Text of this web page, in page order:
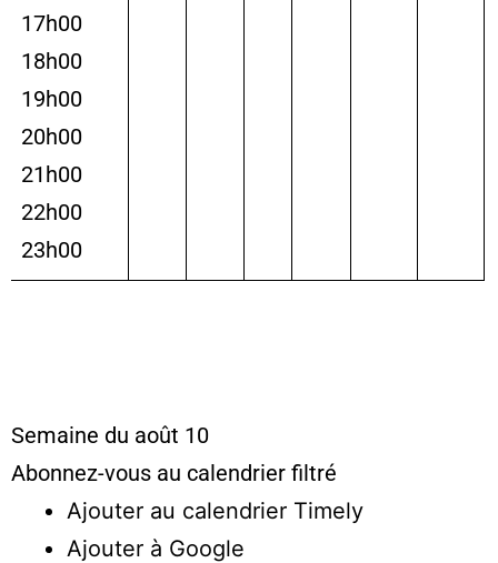
17h00
18h00
19h00
20h00
21h00
22h00
23h00
Semaine du août 10
Abonnez-vous au calendrier filtré
Ajouter au calendrier Timely
Ajouter à Google